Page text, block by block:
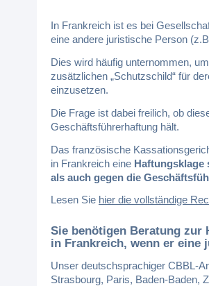
In Frankreich ist es bei
eine andere juristische Person
Dies wird häufig unternommen,
zusätzlichen „Schutzschild“ für
einzusetzen.
Die Frage ist dabei freilich, ob
Geschäftsführerhaftung hält.
Das französische
in Frankreich eine Haftungsklage
als auch gegen die
Lesen Sie hier die vollständige
Sie benötigen Beratung zur
in Frankreich, wenn er eine
Unser deutschsprachiger CBBL-
Strasbourg, Paris, Baden-Baden,